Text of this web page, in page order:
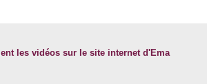
les vidéos sur le site internet d'Ema